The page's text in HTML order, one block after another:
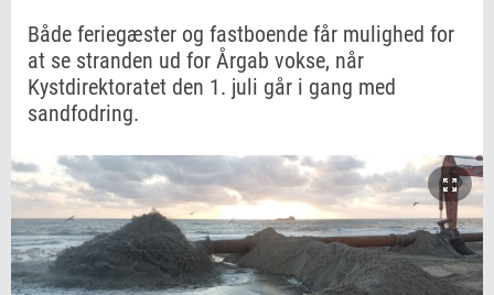
Både feriegæster og fastboende får mulighed for
at se stranden ud for Årgab vokse, når
Kystdirektoratet den 1. juli går i gang med
sandfodring.